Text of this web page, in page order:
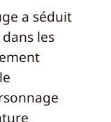
a séduit
les